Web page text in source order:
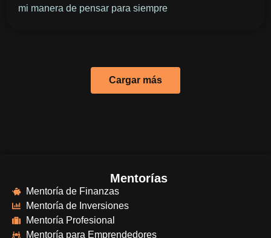
mi manera de pensar para siempre
Cargar más
Mentorías
Mentoría de Finanzas
Mentoría de Inversiones
Mentoría Profesional
Mentoría para Emprendedores